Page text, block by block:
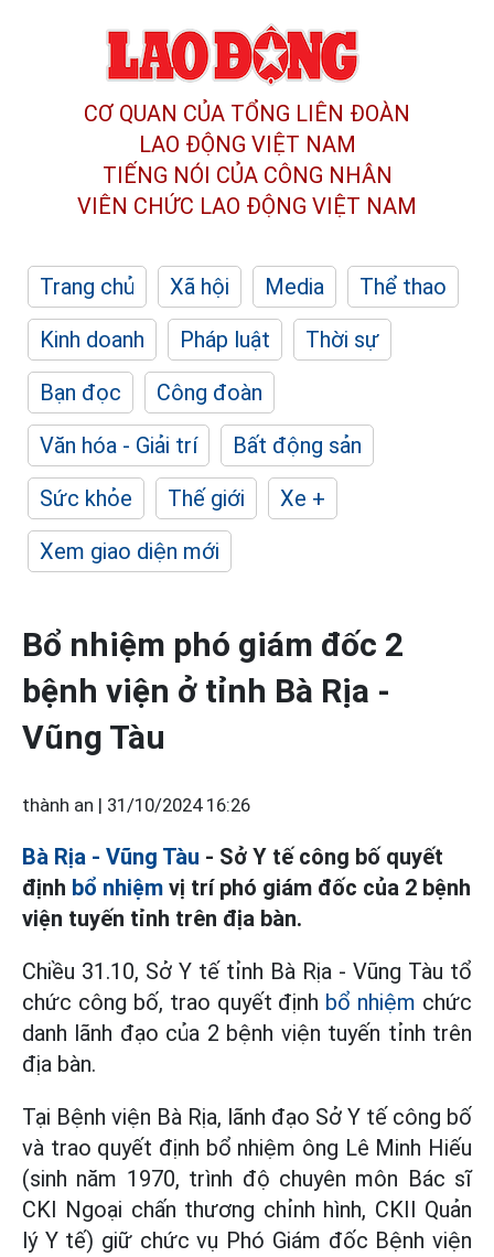
CƠ QUAN CỦA TỔNG LIÊN ĐOÀN
LAO ĐỘNG VIỆT NAM
TIẾNG NÓI CỦA CÔNG NHÂN
VIÊN CHỨC LAO ĐỘNG VIỆT NAM
Trang chủ Xã hội Media
Thể thao
Kinh doanh
Pháp luật
Thời sự
Bạn đọc
Công đoàn
Văn hóa - Giải trí
Bất động sản
Sức khỏe
Thế giới
Xe +
Xem giao diện mới
Bổ nhiệm phó giám đốc 2
bệnh viện ở tỉnh Bà Rịa -
Vũng Tàu
thành an | 31/10/2024 16:26
Bà Rịa - Vũng Tàu - Sở Y tế công bố quyết
định bổ nhiệm vị trí phó giám đốc của 2 bệnh
viện tuyến tỉnh trên địa bàn.
Chiều 31.10, Sở Y tế tỉnh Bà Rịa - Vũng Tàu tổ
chức công bố, trao quyết định bổ nhiệm chức
danh lãnh đạo của 2 bệnh viện tuyến tỉnh trên
địa bàn.
Tại Bệnh viện Bà Rịa, lãnh đạo Sở Y tế công bố
và trao quyết định bổ nhiệm ông Lê Minh Hiếu
(sinh năm 1970, trình độ chuyên môn Bác sĩ
CKI Ngoại chấn thương chỉnh hình, CKII Quản
lý Y tế) giữ chức vụ Phó Giám đốc Bệnh viện